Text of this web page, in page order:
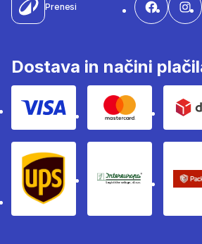
Prenesi
Dostava in načini
Visa Mastercard
Ups Intereuropa